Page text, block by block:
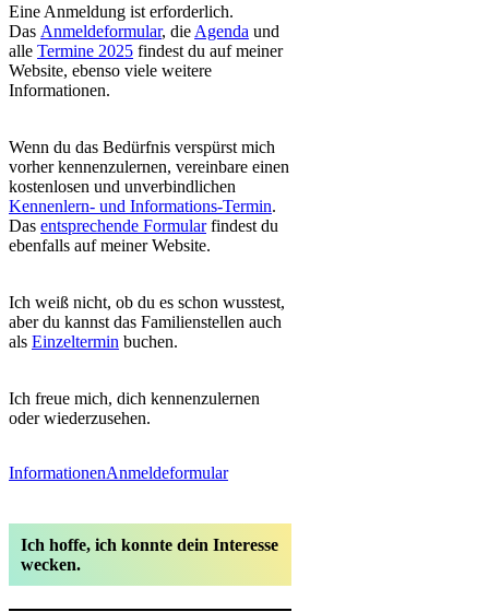
Eine Anmeldung ist erforderlich.
Das Anmeldeformular, die Agenda und
alle Termine 2025 findest du auf meiner
Website, ebenso viele weitere
Informationen.
Wenn du das Bedürfnis verspürst mich
vorher kennenzulernen, vereinbare einen
kostenlosen und unverbindlichen
Kennenlern- und Informations-Termin.
Das entsprechende Formularfindest du
ebenfalls auf meiner Website.
Ich weiß nicht, ob du es schon wusstest,
aber du kannst das Familienstellen auch
als Einzeltermin buchen.
Ich freue mich, dich kennenzulernen
oder wiederzusehen.
InformationenAnmeldeformular
Ich hoffe, ich konnte dein Interesse
wecken.